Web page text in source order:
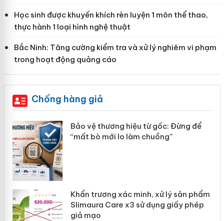
Học sinh được khuyến khích rèn luyện 1 môn thể thao,
thực hành 1 loại hình nghệ thuật
Bắc Ninh: Tăng cường kiểm tra và xử lý nghiêm vi phạm
trong hoạt động quảng cáo
Chống hàng giả
Bảo vệ thương hiệu từ gốc: Đừng để
“mất bò mới lo làm chuồng”
Khẩn trương xác minh, xử lý sản phẩm
Slimaura Care x3 sử dụng giấy phép
giả mạo